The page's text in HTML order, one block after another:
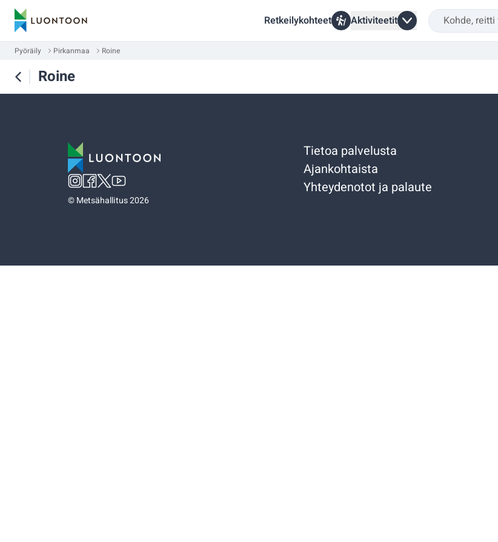
Retkeilykohteet Aktiviteetit
Pyöräily Pirkanmaa Roine
Roine
©Metsähallitus 2026
Tietoa palvelusta
Ajankohtaista
Yhteydenotot ja palaute